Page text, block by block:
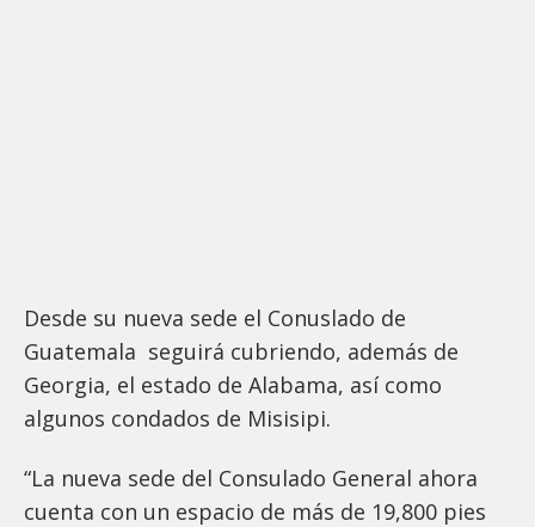
Desde su nueva sede el Conuslado de
Guatemala seguirá cubriendo, además de
Georgia, el estado de Alabama, así como
algunos condados de Misisipi.
“La nueva sede del Consulado General ahora
cuenta con un espacio de más de 19,800 pies